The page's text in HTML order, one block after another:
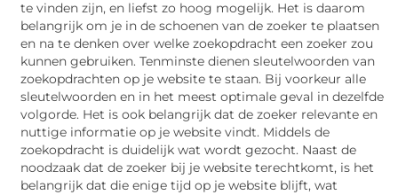
te vinden zijn, en liefst zo hoog mogelijk. Het is daarom
belangrijk om je in de schoenen van de zoeker te plaatsen
en na te denken over welke zoekopdracht een zoeker zou
kunnen gebruiken. Tenminste dienen sleutelwoorden van
zoekopdrachten op je website te staan. Bij voorkeur alle
sleutelwoorden en in het meest optimale geval in dezelfde
volgorde. Het is ook belangrijk dat de zoeker relevante en
nuttige informatie op je website vindt. Middels de
zoekopdracht is duidelijk wat wordt gezocht. Naast de
noodzaak dat de zoeker bij je website terechtkomt, is het
belangrijk dat die enige tijd op je website blijft, wat